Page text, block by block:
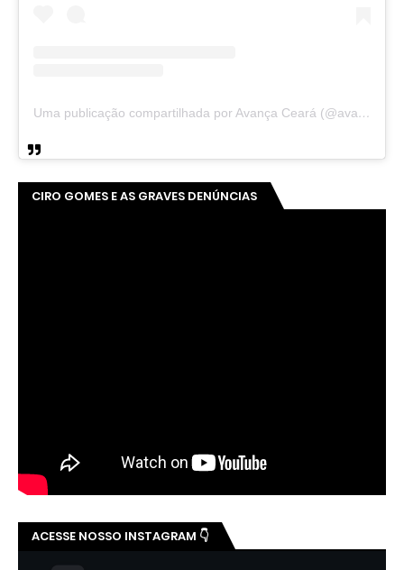
Uma publicação compartilhada por Avança Ceará (@avancaceara)
CIRO GOMES E AS GRAVES DENÚNCIAS
ACESSE NOSSO INSTAGRAM 👇